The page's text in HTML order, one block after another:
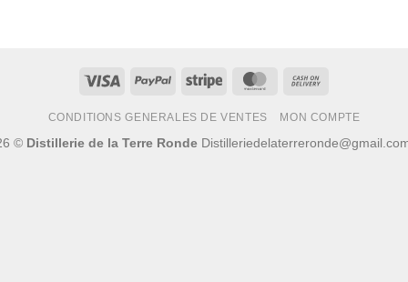
Visa PayPal Stripe MasterCard
Delivery
CONDITIONS GENERALES DE VENTES MON COMPTE
© Distillerie de la Terre Ronde